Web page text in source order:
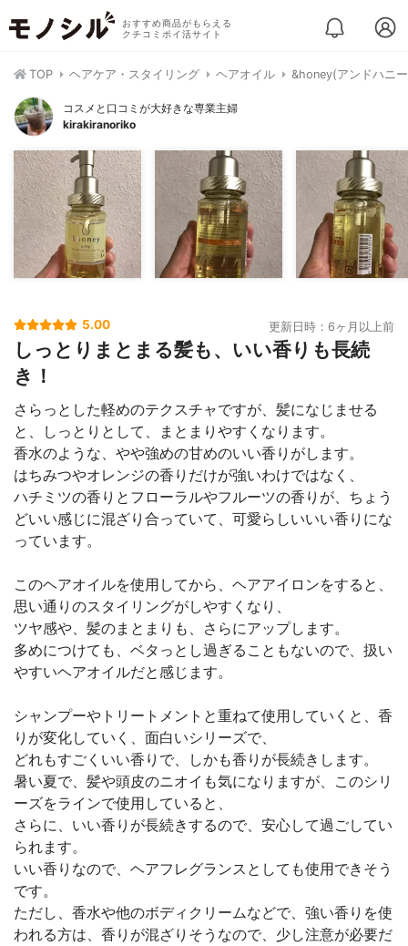
おすすめ商品がもらえる
クチコミポイ活サイト
TOP ヘアケア・スタイリング ヘアオイル &honey(アンドハニ
コスメと口コミが大好きな専業主婦
kirakiranoriko
5.00 更新日時：6ヶ月以上前
しっとりまとまる髪も、いい香りも長続
き！
さらっとした軽めのテクスチャですが、髪になじませる
と、しっとりとして、まとまりやすくなります。
香水のような、やや強めの甘めのいい香りがします。
はちみつやオレンジの香りだけが強いわけではなく、
ハチミツの香りとフローラルやフルーツの香りが、ちょう
どいい感じに混ざり合っていて、可愛らしいいい香りにな
っています。
このヘアオイルを使用してから、ヘアアイロンをすると、
思い通りのスタイリングがしやすくなり、
ツヤ感や、髪のまとまりも、さらにアップします。
多めにつけても、ベタっとし過ぎることもないので、扱い
やすいヘアオイルだと感じます。
シャンプーやトリートメントと重ねて使用していくと、香
りが変化していく、面白いシリーズで、
どれもすごくいい香りで、しかも香りが長続きします。
暑い夏で、髪や頭皮のニオイも気になりますが、このシリ
ーズをラインで使用していると、
さらに、いい香りが長続きするので、安心して過ごしてい
られます。
いい香りなので、ヘアフレグランスとしても使用できそう
です。
ただし、香水や他のボディクリームなどで、強い香りを使
われる方は、香りが混ざりそうなので、少し注意が必要だ